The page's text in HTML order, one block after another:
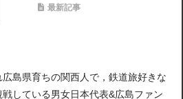
最新記事
広島県育ちの関西人で，鉄道旅好きな
戦している男女日本代表&広島ファン